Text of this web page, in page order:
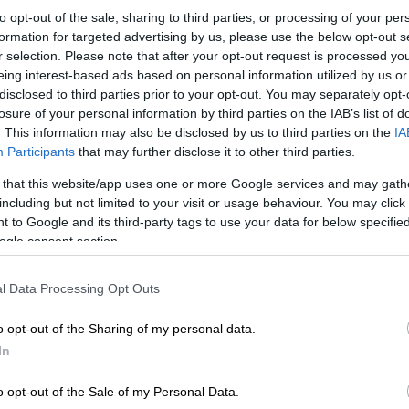
opt-out of the sale, sharing to third parties, or processing of your
for targeted advertising by us, please use the below opt-out
selection. Please note that after your opt-out request is processed
interest-based ads based on personal information utilized by us
to third parties prior to your opt-out. You may separately
of your personal information by third parties on the IAB’s list of
This information may also be disclosed by us to third parties on the
Participants that may further disclose it to other third parties.
that this website/app uses one or more Google services and may
but not limited to your visit or usage behaviour. You may
to Google and its third-party tags to use your data for below
consent section.
Data Processing Opt Outs
opt-out of the Sharing of my personal data.
opt-out of the Sale of my Personal Data.
το ΕΘΝΟΣ στη Google
υπηρεσίεςμετά τονθάνατο ενός
Ρίουαπόλεπτοσπείρωση
σε περιοχή της Ηλείας,
των χιλιάδων μεταναστών